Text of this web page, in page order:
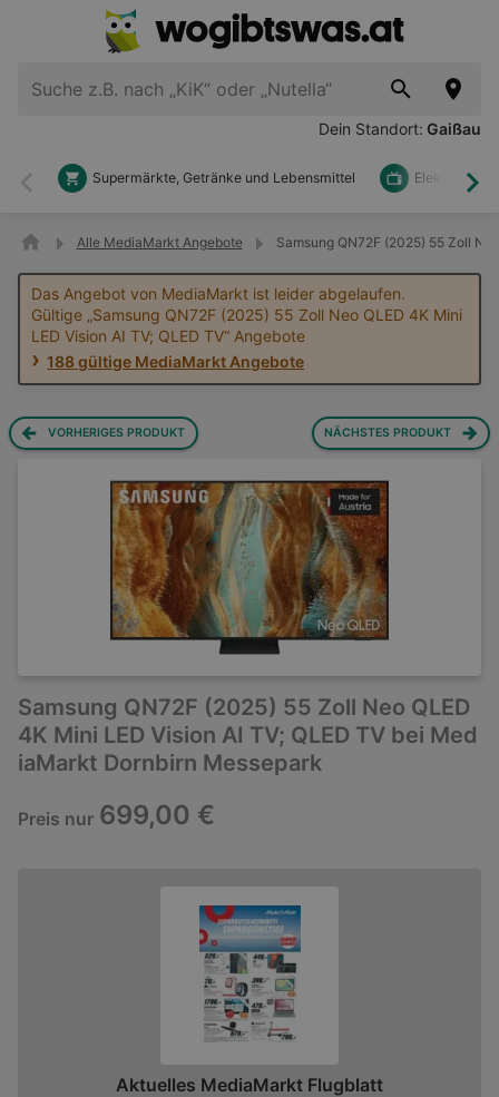
Dein Standort: Gaißau
Zurück
Supermärkte, Getränke und Lebensmittel Elektronik
Alle MediaMarkt Angebote Samsung QN72F (2025) 55 Zoll
Das Angebot von MediaMarkt ist leider abgelaufen.
Gültige „Samsung QN72F (2025) 55 Zoll Neo QLED 4K Mini
LED Vision AI TV; QLED TV“ Angebote
188 gültige MediaMarkt Angebote
VORHERIGES PRODUKT NÄCHSTES PRODUKT
Samsung QN72F (2025) 55 Zoll Neo QLED
4K Mini LED Vision AI TV; QLED TV bei Med
iaMarkt Dornbirn Messepark
Preis nur 699,00 €
Aktuelles MediaMarkt Flugblatt